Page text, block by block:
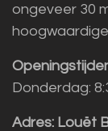
ongeveer 30
Donderdag:
Adres: Louët